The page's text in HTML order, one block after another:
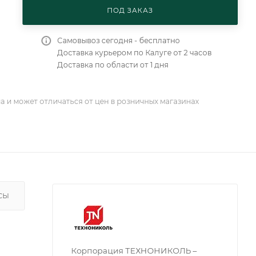
ПОД ЗАКАЗ
Самовывоз сегодня - бесплатно
Доставка курьером по Калуге от 2 часов
Доставка по области от 1 дня
и может отличаться от цен в розничных магазинах
Корпорация ТЕХНОНИКОЛЬ –